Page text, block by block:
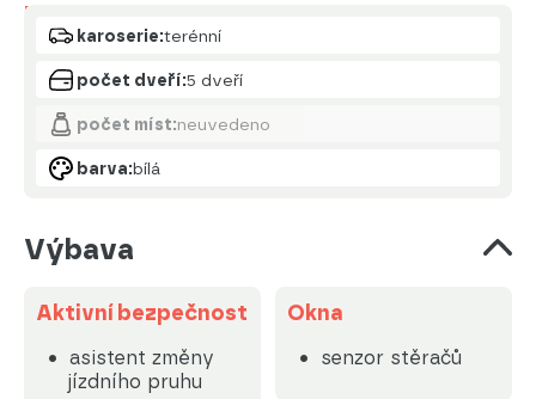
Karoserie
karoserie:terénní
počet dveří:5 dveří
počet míst:neuvedeno
barva:bílá
Výbava
Aktivní bezpečnost
asistent změny
jízdního pruhu
Okna
senzor stěračů